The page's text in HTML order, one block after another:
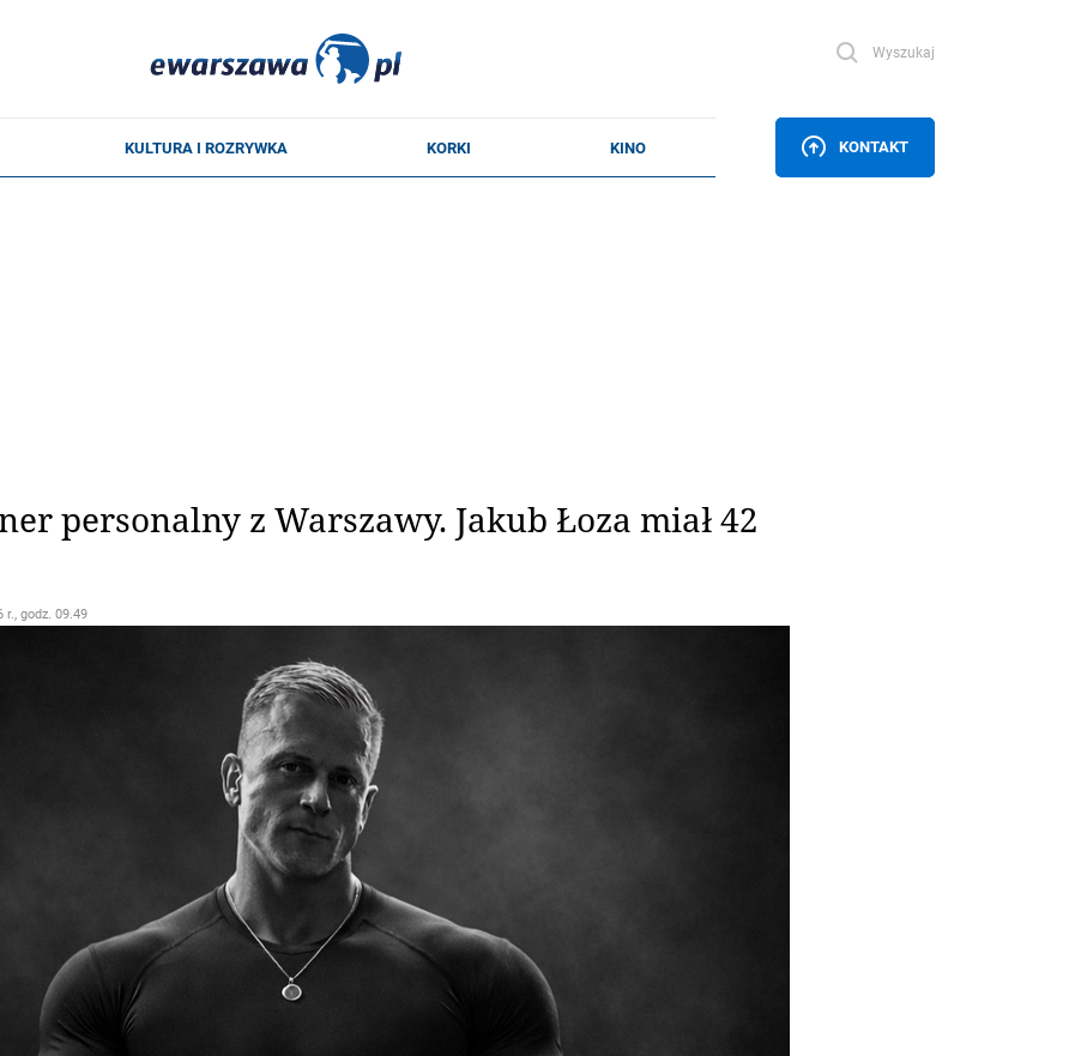
Wyszukaj
KONTAKT
personalny z Warszawy. Jakub Łoza miał 42
r., godz. 09.49